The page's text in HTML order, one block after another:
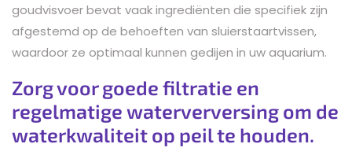
goudvisvoer bevat vaak ingrediënten die specifiek zijn
afgestemd op de behoeften van sluierstaartvissen,
waardoor ze optimaal kunnen gedijen in uw aquarium.
Zorg voor goede filtratie en
regelmatige waterverversing om de
waterkwaliteit op peil te houden.